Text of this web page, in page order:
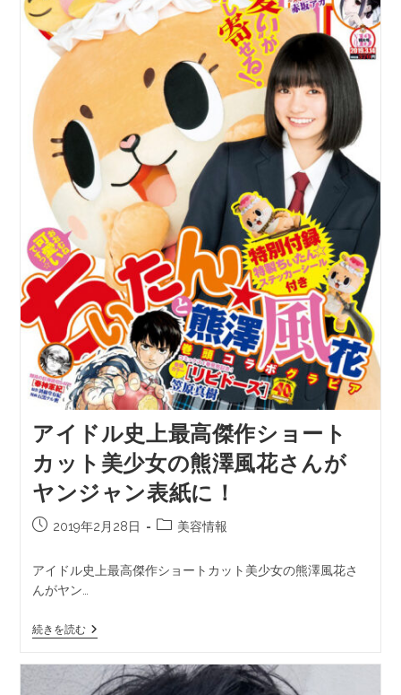
アイドル史上最高傑作ショート
カット美少女の熊澤風花さんが
ヤンジャン表紙に！
2019年2月28日 美容情報
アイドル史上最高傑作ショートカット美少女の熊澤風花さ
んがヤン…
続きを読む